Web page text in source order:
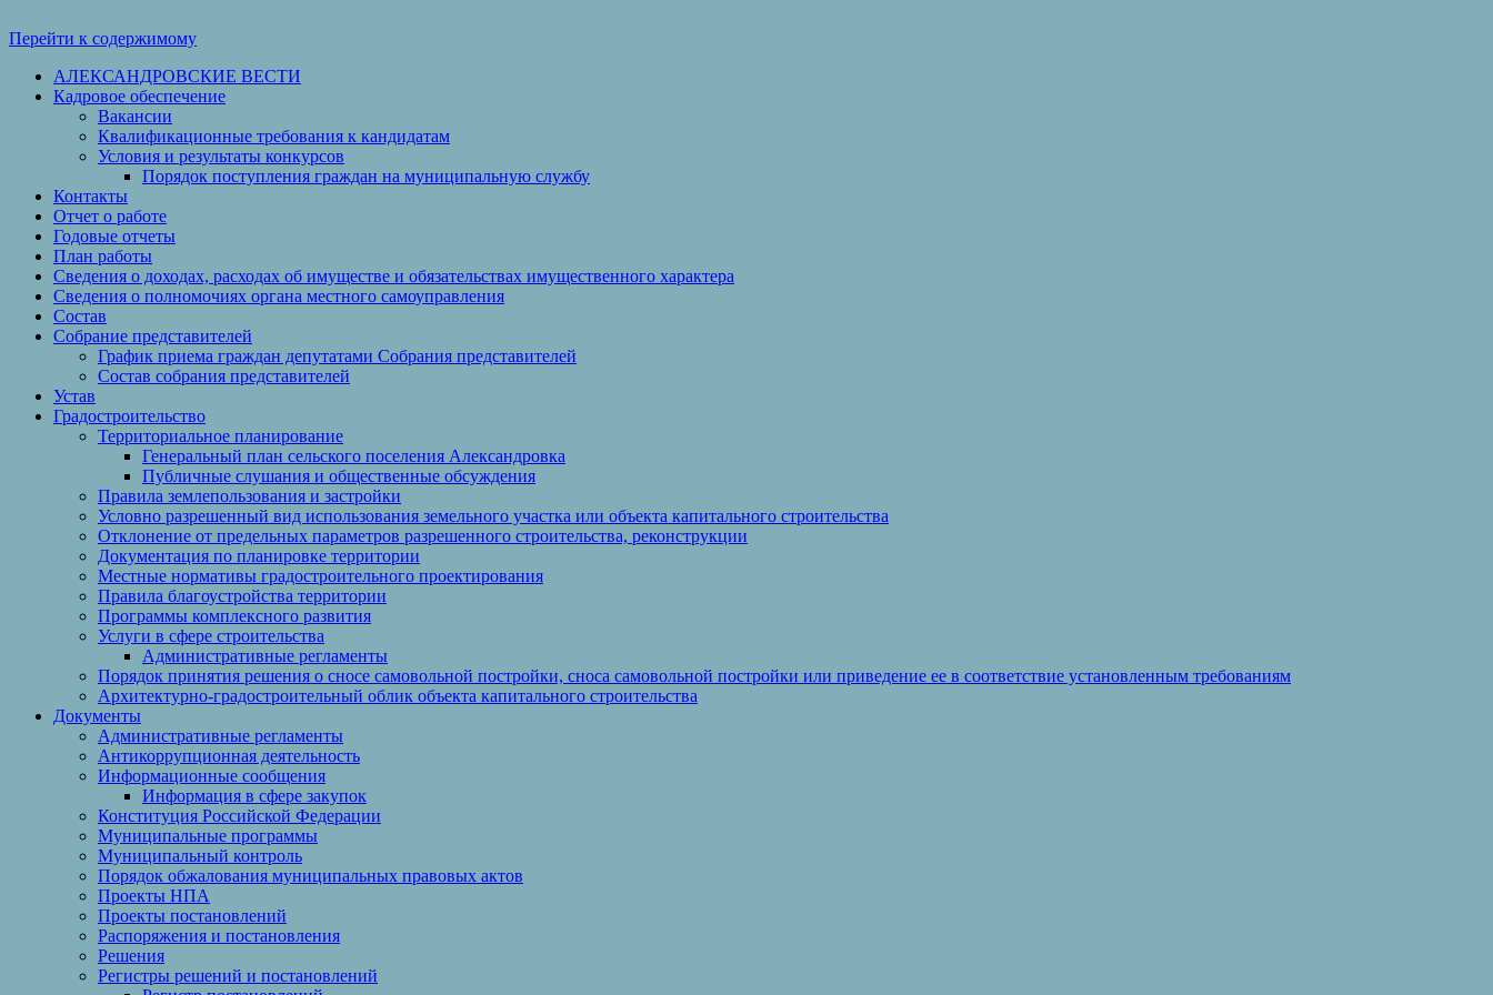
Перейти к содержимому
АЛЕКСАНДРОВСКИЕ ВЕСТИ
Кадровое обеспечение
Вакансии
Квалификационные требования к кандидатам
Условия и результаты конкурсов
Порядок поступления граждан на муниципальную службу
Контакты
Отчет о работе
Годовые отчеты
План работы
Сведения о доходах, расходах об имуществе и обязательствах имущественного характера
Сведения о полномочиях органа местного самоуправления
Состав
Собрание представителей
График приема граждан депутатами Собрания представителей
Состав собрания представителей
Устав
Градостроительство
Территориальное планирование
Генеральный план сельского поселения Александровка
Публичные слушания и общественные обсуждения
Правила землепользования и застройки
Условно разрешенный вид использования земельного участка или объекта капитального строительства
Отклонение от предельных параметров разрешенного строительства, реконструкции
Документация по планировке территории
Местные нормативы градостроительного проектирования
Правила благоустройства территории
Программы комплексного развития
Услуги в сфере строительства
Административные регламенты
Порядок принятия решения о сносе самовольной постройки, сноса самовольной постройки или приведение ее в соответствие установленным требованиям
Архитектурно-градостроительный облик объекта капитального строительства
Документы
Административные регламенты
Антикоррупционная деятельность
Информационные сообщения
Информация в сфере закупок
Конституция Российской Федерации
Муниципальные программы
Муниципальный контроль
Порядок обжалования муниципальных правовых актов
Проекты НПА
Проекты постановлений
Распоряжения и постановления
Решения
Регистры решений и постановлений